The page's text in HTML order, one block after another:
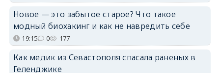
Новое — это забытое старое? Что такое
модный биохакинг и как не навредить себе
19:15 0 177
Как медик из Севастополя спасала раненых в
Геленджике